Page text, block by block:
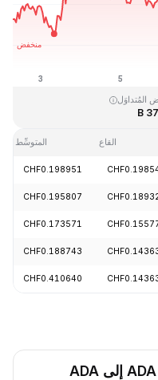
المُتداوَل
القاع المتوسِّط
CHF0.198951
CHF0.195807
CHF0.173571
CHF0.188743
CHF0.410640